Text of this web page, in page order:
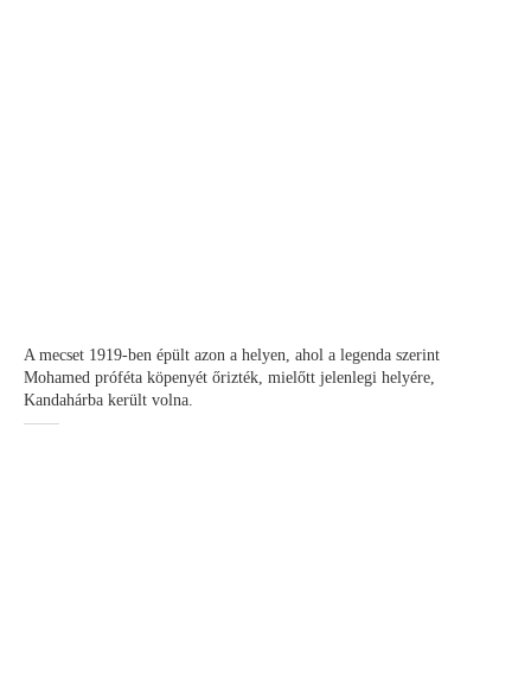
A mecset 1919-ben épült azon a helyen, ahol a legenda szerint
Mohamed próféta köpenyét őrizték, mielőtt jelenlegi helyére,
Kandahárba került volna.